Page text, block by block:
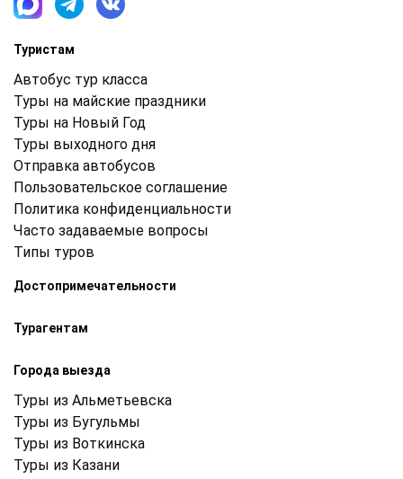
Туристам
Автобус тур класса
Туры на майские праздники
Туры на Новый Год
Туры выходного дня
Отправка автобусов
Пользовательское соглашение
Политика конфиденциальности
Часто задаваемые вопросы
Типы туров
Достопримечательности
Турагентам
Города выезда
Туры из Альметьевска
Туры из Бугульмы
Туры из Воткинска
Туры из Казани